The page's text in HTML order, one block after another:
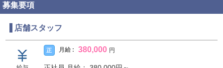
募集要項
店舗スタッフ
正 月給 : 380,000 円